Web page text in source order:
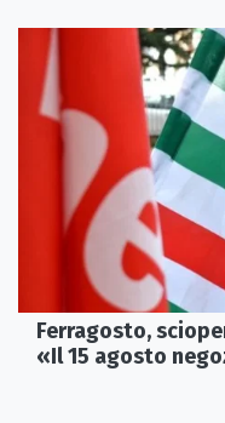
Ferragosto,
«Il 15 agosto